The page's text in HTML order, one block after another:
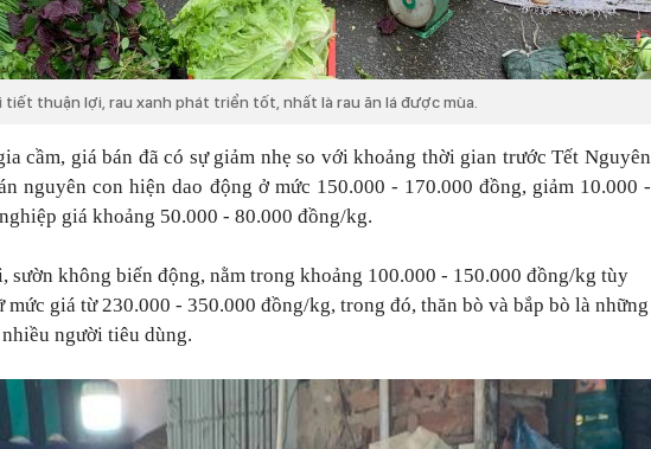
tiết thuận lợi, rau xanh phát triển tốt, nhất là rau ăn lá được mùa.
cầm, giá bán đã có sự giảm nhẹ so với khoảng thời gian trước Tết Nguyên
nguyên con hiện dao động ở mức 150.000 - 170.000 đồng, giảm 10.000 -
giá khoảng 50.000 - 80.000 đồng/kg.
sườn không biến động, nằm trong khoảng 100.000 - 150.000 đồng/kg tùy
giá từ 230.000 - 350.000 đồng/kg, trong đó, thăn bò và bắp bò là những
người tiêu dùng.